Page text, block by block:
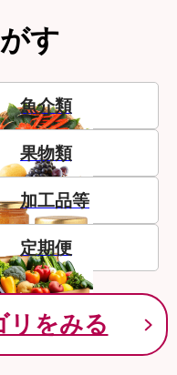
す
魚介類
果物類
加工品等
定期便
リをみる